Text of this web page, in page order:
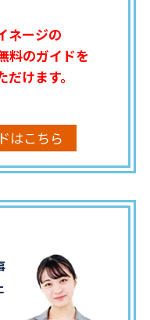
ネージの
料のガイドを
けます。
はこちら